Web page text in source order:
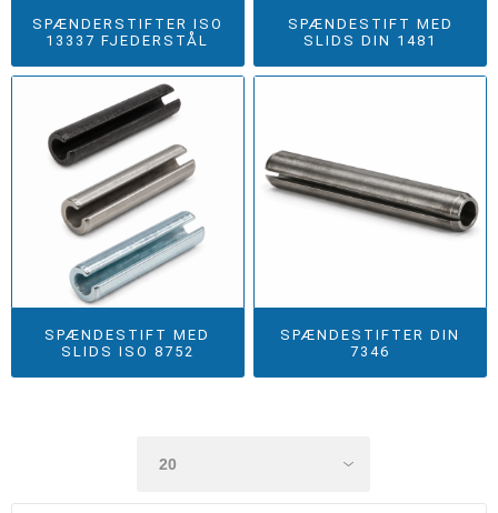
SPÆNDERSTIFTER ISO
13337 FJEDERSTÅL
SPÆNDESTIFT MED
SLIDS DIN 1481
SPÆNDESTIFT MED
SLIDS ISO 8752
SPÆNDESTIFTER DIN
7346